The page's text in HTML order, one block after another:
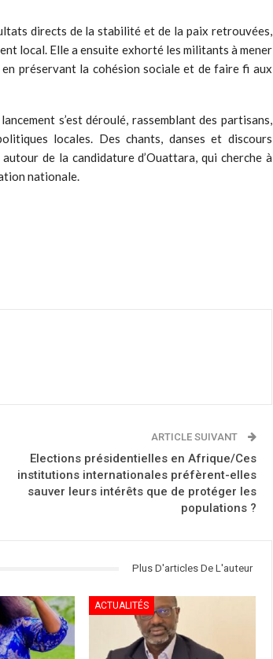
directs de la stabilité et de la paix retrouvées,
local. Elle a ensuite exhorté les militants à mener
préservant la cohésion sociale et de faire fi aux
s’est déroulé, rassemblant des partisans,
locales. Des chants, danses et discours
de la candidature d’Ouattara, qui cherche à
nationale.
ARTICLE SUIVANT
Elections présidentielles en Afrique/Ces
institutions internationales préfèrent-elles
sauver leurs intérêts que de protéger les
populations ?
Plus D'articles De L'auteur
ACTUALITÉS